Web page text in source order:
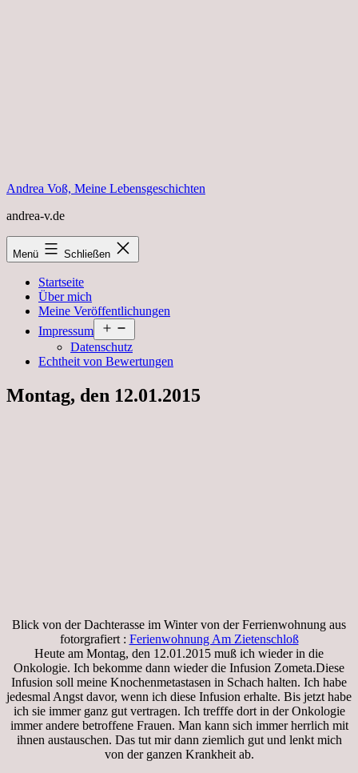
Andrea Voß, Meine Lebensgeschichten
andrea-v.de
Menü Schließen
Startseite
Über mich
Meine Veröffentlichungen
Impressum
öffnen
Datenschutz
Echtheit von Bewertungen
Montag, den 12.01.2015
Blick von der Dachterasse im Winter von der Ferrienwohnung aus
fotorgrafiert : Ferienwohnung Am Zietenschloß
Heute am Montag, den 12.01.2015 muß ich wieder in die
Onkologie. Ich bekomme dann wieder die Infusion Zometa.Diese
Infusion soll meine Knochenmetastasen in Schach halten. Ich habe
jedesmal Angst davor, wenn ich diese Infusion erhalte. Bis jetzt habe
ich sie immer ganz gut vertragen. Ich trefffe dort in der Onkologie
immer andere betroffene Frauen. Man kann sich immer herrlich mit
ihnen austauschen. Das tut mir dann ziemlich gut und lenkt mich
von der ganzen Krankheit ab.